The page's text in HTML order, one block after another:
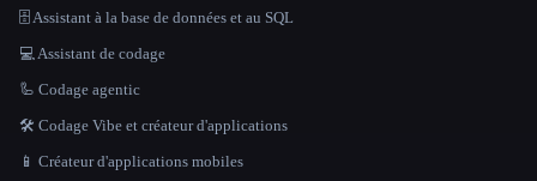
🗄️ Assistant à la base de données et au SQL
💻 Assistant de codage
🦾 Codage agentic
🛠️ Codage Vibe et créateur d'applications
📱 Créateur d'applications mobiles